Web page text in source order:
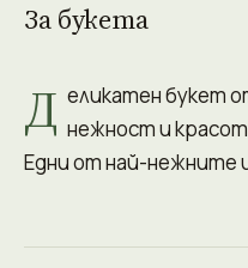
За букета
Д еликатен букет
нежност и
Едни от най-нежните